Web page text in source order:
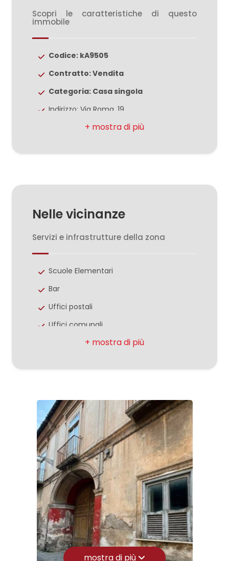
Scopri le caratteristiche di questo
immobile
Codice: kA9505
Contratto: Vendita
Categoria: Casa singola
Indirizzo: Via Roma, 19
Comune: Santa Maria Capua Vetere
Piano: Multipiano
Anno di costruzione: 1800
Nelle vicinanze
Servizi e infrastrutture della zona
Scuole Elementari
Bar
Uffici postali
Uffici comunali
mostra di più
Qualsiasi
minimi
Qualsiasi
Camere
minime
Qualsiasi